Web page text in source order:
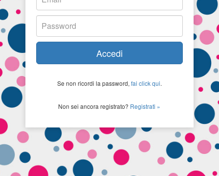
Accedi
Se non ricordi la password, fai click qui.
Non sei ancora registrato? Registrati »